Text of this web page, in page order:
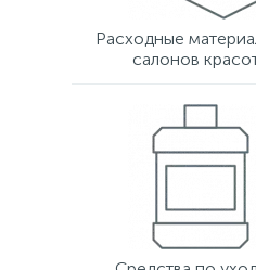
Расходные
салонов